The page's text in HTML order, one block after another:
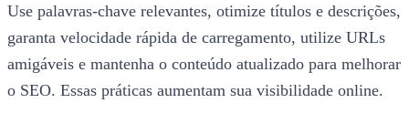
Use palavras-chave relevantes, otimize títulos e descrições,
garanta velocidade rápida de carregamento, utilize URLs
amigáveis e mantenha o conteúdo atualizado para melhorar
o SEO. Essas práticas aumentam sua visibilidade online.